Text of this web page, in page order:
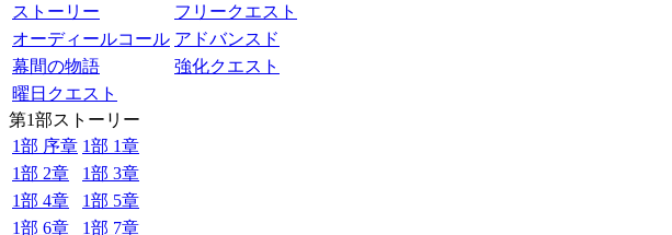
ストーリー
フリークエスト
オーディールコール アドバンスド
幕間の物語
強化クエスト
曜日クエスト
第1部ストーリー
1部 序章 1部 1章
1部 2章
1部 3章
1部 4章
1部 5章
1部 6章
1部 7章